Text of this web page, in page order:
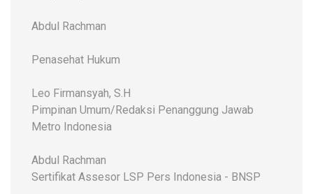
Abdul Rachman
Penasehat Hukum
Leo Firmansyah, S.H
Pimpinan Umum/Redaksi Penanggung Jawab
Metro Indonesia
Abdul Rachman
Sertifikat Assesor LSP Pers Indonesia - BNSP